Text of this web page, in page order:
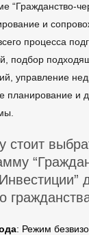
“Гражданство-
и
процесса
подбор
управление
планирование и
стоит
: Режим